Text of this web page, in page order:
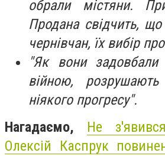
обрали містяни.
Продана свідчить,
чернівчан, їх вибір
"Як вони
війною,
ніякого прогресу".
Нагадаємо, Не
Олексій Каспрук